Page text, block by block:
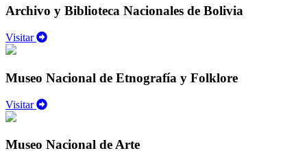
Archivo y Biblioteca Nacionales de Bolivia
Visitar
Museo Nacional de Etnografía y Folklore
Visitar
Museo Nacional de Arte